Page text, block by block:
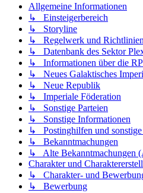
Allgemeine Informationen
↳ Einsteigerbereich
↳ Storyline
↳ Regelwerk und Richtlinien
↳ Datenbank des Sektor
↳ Informationen über die
↳ Neues Galaktisches
↳ Neue Republik
↳ Imperiale Föderation
↳ Sonstige Parteien
↳ Sonstige Informationen
↳ Postinghilfen und
↳ Bekanntmachungen
↳ Alte Bekanntmachungen
Charakter und
↳ Charakter- und
↳ Bewerbung